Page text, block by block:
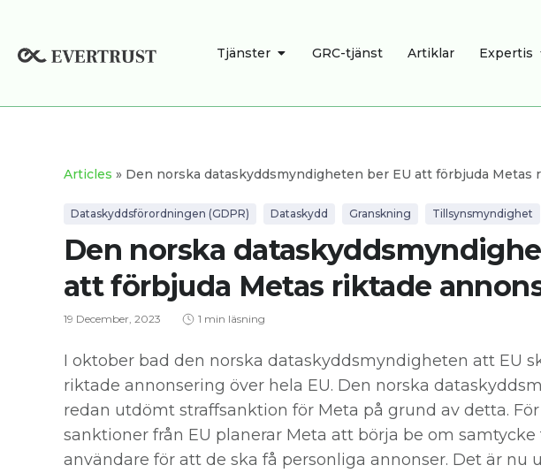
innehåll
Tjänster ÖPPNA TJÄNSTER
GRC-tjänst Artiklar Expertis
Articles » Den norska dataskyddsmyndigheten ber EU att förbjuda Metas
Dataskyddsförordningen (GDPR) Dataskydd Granskning Tillsynsmyndighet
Den norska
att förbjuda Metas riktade
19 December, 2023 1 min läsning
I oktober bad den norska dataskyddsmyndigheten att EU
riktade annonsering över hela EU. Den norska
redan utdömt straffsanktion för Meta på grund av detta.
sanktioner från EU planerar Meta att börja be om samtycke
användare för att de ska få personliga annonser. Det är nu